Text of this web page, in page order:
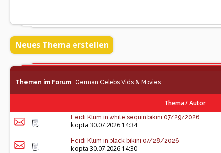
Neues Thema erstellen
Themen im Forum : German Celebs Vids & Movies
Thema/Autor
Heidi Klum in white sequin bikini 07/29/2026
klopta 30.07.2026 14:34
Heidi Klum in black bikini 07/28/2026
klopta 30.07.2026 14:30